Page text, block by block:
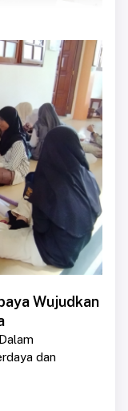
Wujudkan
dan